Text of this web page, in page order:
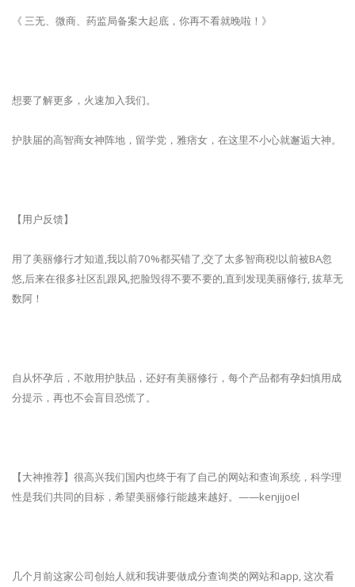
《 三无、微商、药监局备案大起底，你再不看就晚啦！》
想要了解更多，火速加入我们。
护肤届的高智商女神阵地，留学党，雅痞女，在这里不小心就邂逅大神。
【用户反馈】
用了美丽修行才知道,我以前70%都买错了,交了太多智商税!以前被BA忽
悠,后来在很多社区乱跟风,把脸毁得不要不要的,直到发现美丽修行, 拔草无
数阿！
自从怀孕后，不敢用护肤品，还好有美丽修行，每个产品都有孕妇慎用成
分提示，再也不会盲目恐慌了。
【大神推荐】很高兴我们国内也终于有了自己的网站和查询系统，科学理
性是我们共同的目标，希望美丽修行能越来越好。——kenjijoel
几个月前这家公司创始人就和我讲要做成分查询类的网站和app, 这次看